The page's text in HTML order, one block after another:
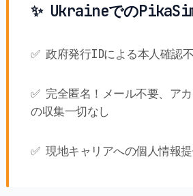
✨ Ukraineでの
✅ 政府発行IDによる本人確認
✅ 完全匿名！メール不要、ア
の収集一切なし
✅ 現地キャリアへの個人情報